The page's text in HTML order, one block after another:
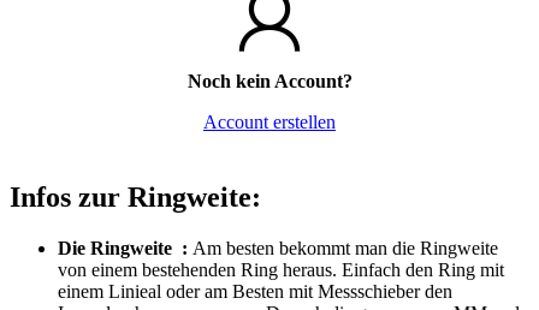
Noch kein Account?
Account erstellen
Infos zur Ringweite:
Die Ringweite : Am besten bekommt man die Ringweite
von einem bestehenden Ring heraus. Einfach den Ring mit
einem Linieal oder am Besten mit Messschieber den